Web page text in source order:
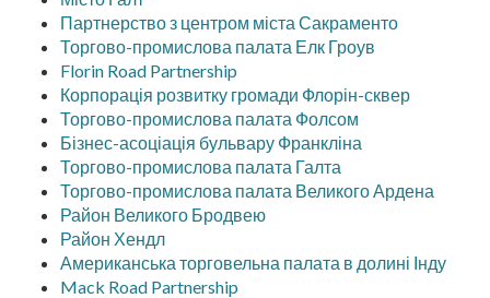
Партнерство з центром міста Сакраменто
Торгово-промислова палата Елк Гроув
Florin Road Partnership
Корпорація розвитку громади Флорін-сквер
Торгово-промислова палата Фолсом
Бізнес-асоціація бульвару Франкліна
Торгово-промислова палата Галта
Торгово-промислова палата Великого Ардена
Район Великого Бродвею
Район Хендл
Американська торговельна палата в долині Інду
Mack Road Partnership